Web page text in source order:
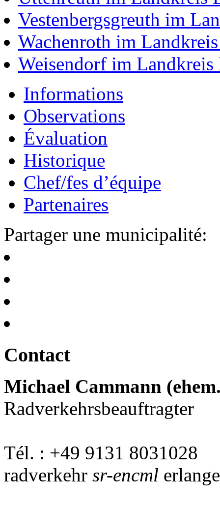
Vestenbergsgreuth im
Wachenroth im
Weisendorf im Landkreis
Informations
Observations
Évaluation
Historique
Chef/fes d’équipe
Partenaires
Partager une municipalité:
Contact
Michael Cammann
Radverkehrsbeauftragter
Tél. : +49 9131 8031028
radverkehr sr-encml